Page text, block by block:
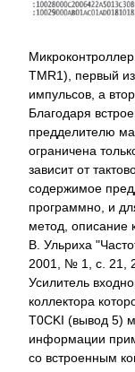
TMR1), первый
импульсов, а
Благодаря
предделителю
ограничена
зависит от
содержимое
программно, и
метод, описание
В. Ульриха
2001, № 1, с. 21,
Усилитель
коллектора
T0CKI (вывод 5)
информации
со встроенным